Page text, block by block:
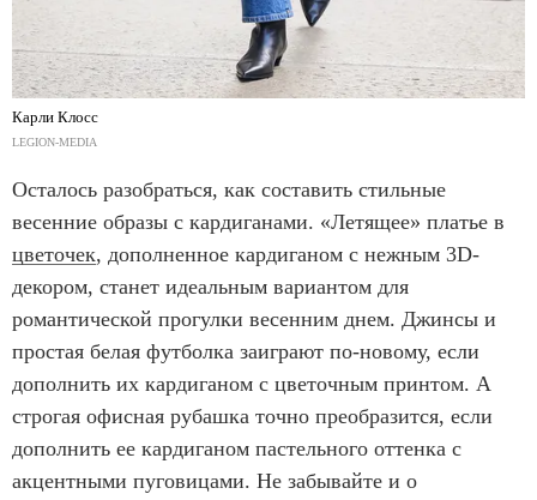
Карли Клосс
LEGION-MEDIA
Осталось разобраться, как составить стильные
весенние образы с кардиганами. «Летящее» платье в
цветочек, дополненное кардиганом с нежным 3D-
декором, станет идеальным вариантом для
романтической прогулки весенним днем. Джинсы и
простая белая футболка заиграют по-новому, если
дополнить их кардиганом с цветочным принтом. А
строгая офисная рубашка точно преобразится, если
дополнить ее кардиганом пастельного оттенка с
акцентными пуговицами. Не забывайте и о